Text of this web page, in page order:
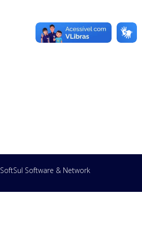
SoftSul Software & Network